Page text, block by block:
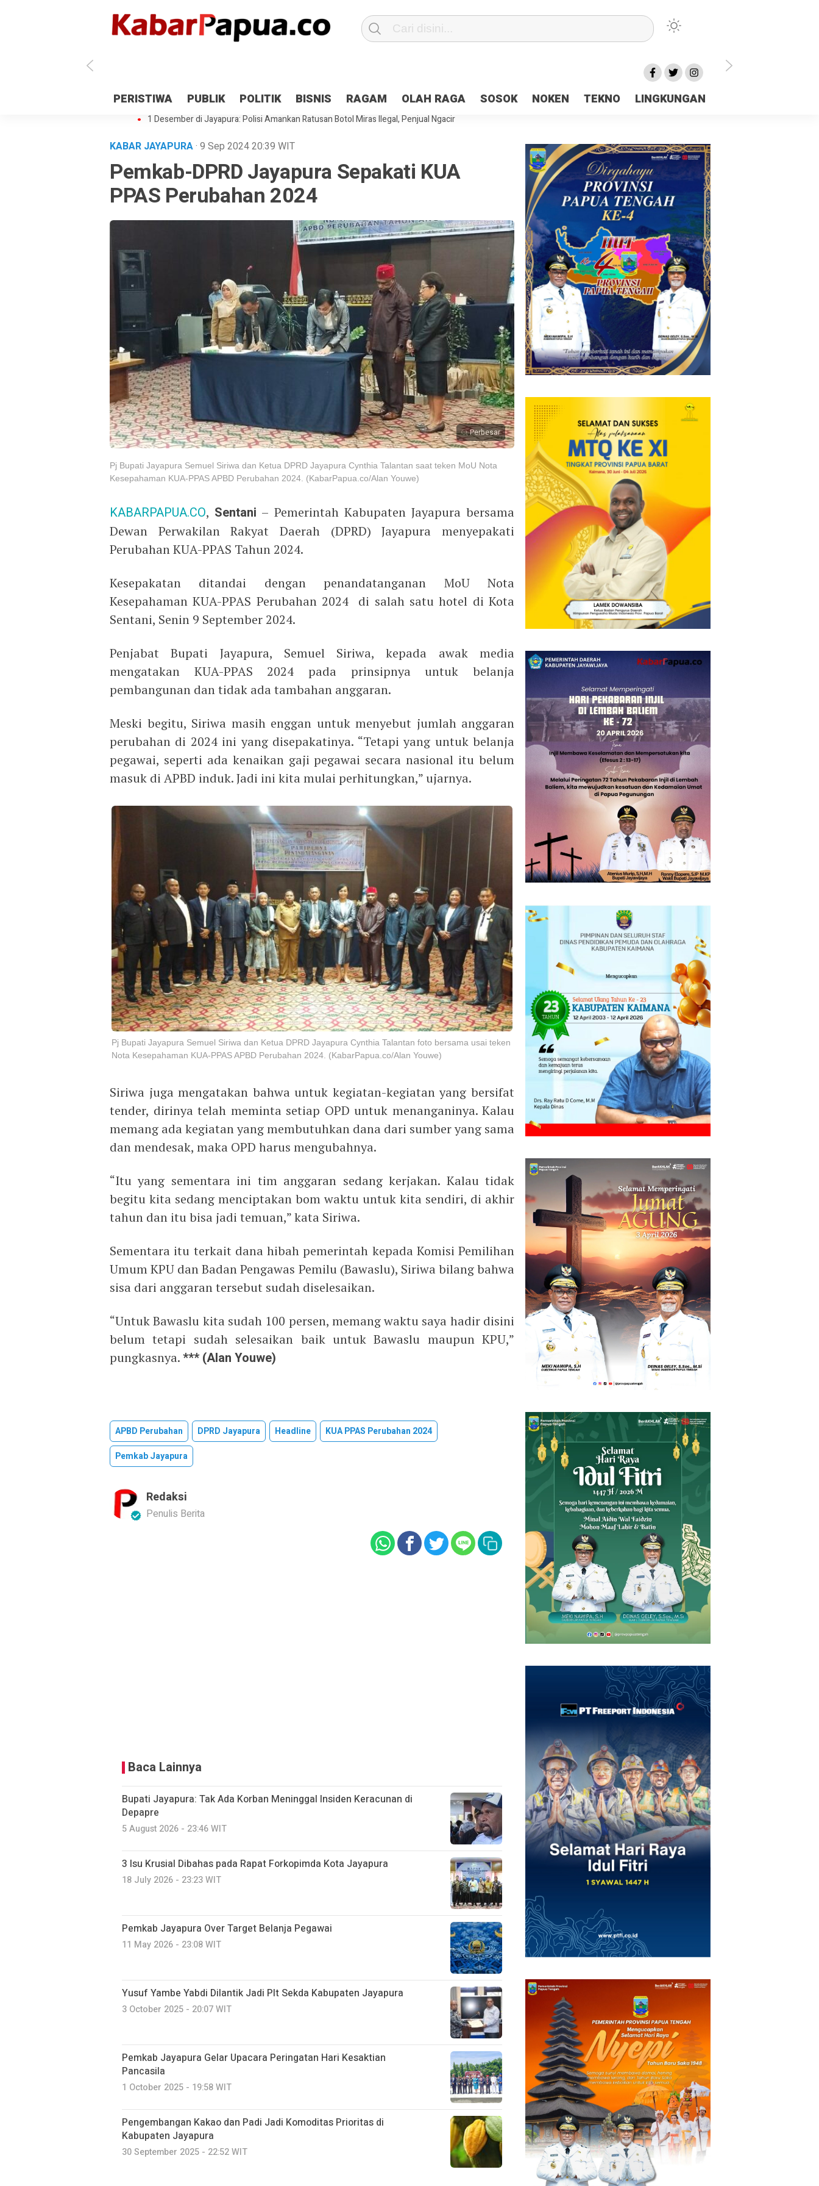
PERISTIWA PUBLIK POLITIK BISNIS RAGAM OLAH RAGA SOSOK NOKEN TEKNO LINGKUNGAN
Antisipasi 1 Desember, TNI Polri Patroli 2×24 jam di Kota Jayapura
Pesan Sejuk Polri di Deklarasi Pemilu Ceria Tanah Papua
Gedung Perpustakaan SMPN 5 Sentani Terbakar
Hibah Pilkada Jayapura Cair 10 Persen, Deposit Kas Daerah Rp23 Miliar Disorot
1 Desember di Jayapura: Polisi Amankan Ratusan Botol Miras Ilegal, Penjual Ngacir
KABAR JAYAPURA· 9 Sep 202420:39 WIT
Pemkab-DPRD Jayapura Sepakati KUA
PPAS Perubahan 2024
Perbesar
Pj Bupati Jayapura Semuel Siriwa dan Ketua DPRD Jayapura Cynthia Talantan saat teken MoU Nota
Kesepahaman KUA-PPAS APBD Perubahan 2024. (KabarPapua.co/Alan Youwe)
KABARPAPUA.CO, Sentani – Pemerintah Kabupaten Jayapura bersama
Dewan Perwakilan Rakyat Daerah (DPRD) Jayapura menyepakati
Perubahan KUA-PPAS Tahun 2024.
Kesepakatan ditandai dengan penandatanganan MoU Nota
Kesepahaman KUA-PPAS Perubahan 2024 di salah satu hotel di Kota
Sentani, Senin 9 September 2024.
Penjabat Bupati Jayapura, Semuel Siriwa, kepada awak media
mengatakan KUA-PPAS 2024 pada prinsipnya untuk belanja
pembangunan dan tidak ada tambahan anggaran.
Meski begitu, Siriwa masih enggan untuk menyebut jumlah anggaran
perubahan di 2024 ini yang disepakatinya. “Tetapi yang untuk belanja
pegawai, seperti ada kenaikan gaji pegawai secara nasional itu belum
masuk di APBD induk. Jadi ini kita mulai perhitungkan,” ujarnya.
Pj Bupati Jayapura Semuel Siriwa dan Ketua DPRD Jayapura Cynthia Talantan foto bersama usai teken
Nota Kesepahaman KUA-PPAS APBD Perubahan 2024. (KabarPapua.co/Alan Youwe)
Siriwa juga mengatakan bahwa untuk kegiatan-kegiatan yang bersifat
tender, dirinya telah meminta setiap OPD untuk menanganinya. Kalau
memang ada kegiatan yang membutuhkan dana dari sumber yang sama
dan mendesak, maka OPD harus mengubahnya.
“Itu yang sementara ini tim anggaran sedang kerjakan. Kalau tidak
begitu kita sedang menciptakan bom waktu untuk kita sendiri, di akhir
tahun dan itu bisa jadi temuan,” kata Siriwa.
Sementara itu terkait dana hibah pemerintah kepada Komisi Pemilihan
Umum KPU dan Badan Pengawas Pemilu (Bawaslu), Siriwa bilang bahwa
sisa dari anggaran tersebut sudah diselesaikan.
“Untuk Bawaslu kita sudah 100 persen, memang waktu saya hadir disini
belum tetapi sudah selesaikan baik untuk Bawaslu maupun KPU,”
pungkasnya.*** (Alan Youwe)
APBD Perubahan DPRD Jayapura Headline
KUA PPAS Perubahan 2024
Pemkab Jayapura
Redaksi
Penulis Berita
Baca Lainnya
Bupati Jayapura: Tak Ada Korban Meninggal Insiden Keracunan di
Depapre
5 August 2026 - 23:46 WIT
3 Isu Krusial Dibahas pada Rapat Forkopimda Kota Jayapura
18 July 2026 - 23:23 WIT
Pemkab Jayapura Over Target Belanja Pegawai
11 May 2026 - 23:08 WIT
Yusuf Yambe Yabdi Dilantik Jadi Plt Sekda Kabupaten Jayapura
3 October 2025 - 20:07 WIT
Pemkab Jayapura Gelar Upacara Peringatan Hari Kesaktian
Pancasila
1 October 2025 - 19:58 WIT
Pengembangan Kakao dan Padi Jadi Komoditas Prioritas di
Kabupaten Jayapura
30 September 2025 - 22:52 WIT